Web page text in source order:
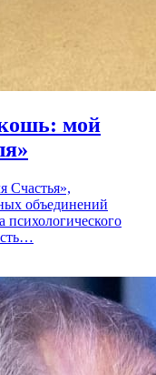
мой
Счастья»,
объединений
психологического